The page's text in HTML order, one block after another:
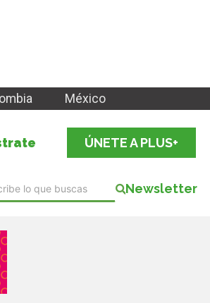
México
ÚNETE A PLUS+
Newsletter